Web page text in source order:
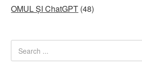
OMUL ȘI ChatGPT (48)